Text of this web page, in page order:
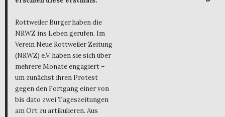
Rottweiler Bürger haben die
NRWZ ins Leben gerufen. Im
Verein Neue Rottweiler Zeitung
(NRWZ) e.V. haben sie sich über
mehrere Monate engagiert –
um zunächst ihren Protest
gegen den Fortgang einer von
bis dato zwei Tageszeitungen
am Ort zu artikulieren. Aus